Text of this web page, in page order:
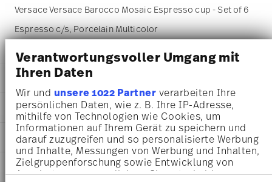
Verantwortungsvoller Umgang mit
Ihren Daten
Wir und unsere 1022 Partnerverarbeiten Ihre
persönlichen Daten, wie z. B. Ihre IP-Adresse,
mithilfe von Technologien wie Cookies, um
Informationen auf Ihrem Gerät zu speichern und
darauf zuzugreifen und so personalisierte Werbung
und Inhalte, Messungen von Werbung und Inhalten,
Zielgruppenforschung sowie Entwicklung von
Angeboten zu ermöglichen. Sie entscheiden
Versace Versace Barocco Mosaic Espresso cup - Set of 6
Espresso c/s, Porcelain Multicolor
DETAILS
Versace
Barocco Mosaic
Barocco Mosaic
Porcelain
19335-403728-28336
4012437381566
DE
DIMENSIONS
37,10 cm
37,10 cm
12,30 cm
0.10 l
CARE AND SAFETY INFORMATION
SHIPPING AND RETURNS